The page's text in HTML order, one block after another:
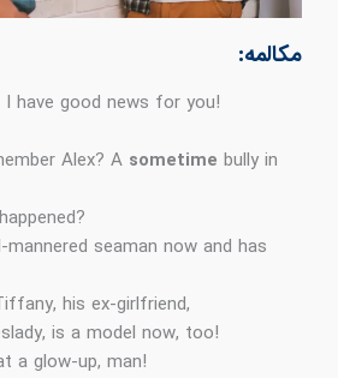
مکالمه:
I have good news for you!
Alex? A sometime bully in
mannered seaman now and has
his ex-girlfriend,
is a model now, too!
a glow-up, man!